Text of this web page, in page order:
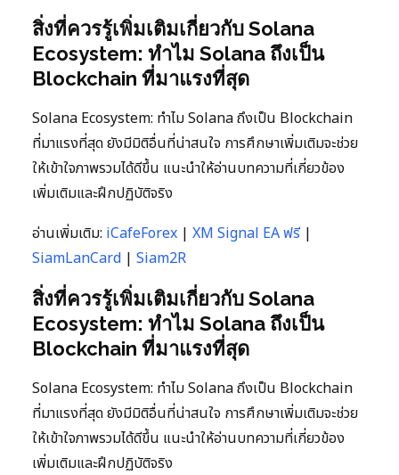
สิ่งที่ควรรู้เพิ่มเติมเกี่ยวกับ Solana
Ecosystem: ทำไม Solana ถึงเป็น
Blockchain ที่มาแรงที่สุด
Solana Ecosystem: ทำไม Solana ถึงเป็น Blockchain
ที่มาแรงที่สุด ยังมีมิติอื่นที่น่าสนใจ การศึกษาเพิ่มเติมจะช่วย
ให้เข้าใจภาพรวมได้ดีขึ้น แนะนำให้อ่านบทความที่เกี่ยวข้อง
เพิ่มเติมและฝึกปฏิบัติจริง
อ่านเพิ่มเติม: iCafeForex | XM Signal EA ฟรี|
SiamLanCard | Siam2R
สิ่งที่ควรรู้เพิ่มเติมเกี่ยวกับ Solana
Ecosystem: ทำไม Solana ถึงเป็น
Blockchain ที่มาแรงที่สุด
Solana Ecosystem: ทำไม Solana ถึงเป็น Blockchain
ที่มาแรงที่สุด ยังมีมิติอื่นที่น่าสนใจ การศึกษาเพิ่มเติมจะช่วย
ให้เข้าใจภาพรวมได้ดีขึ้น แนะนำให้อ่านบทความที่เกี่ยวข้อง
เพิ่มเติมและฝึกปฏิบัติจริง